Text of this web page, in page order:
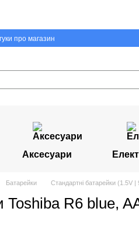
про магазин
Аксесуари
Батарейки Стандартні батарейки (1.5V |
Toshiba R6 blue,